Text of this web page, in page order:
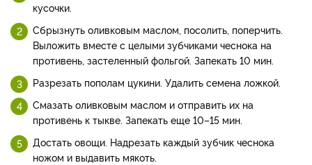
кусочки.
Сбрызнуть оливковым маслом, посолить, поперчить.
Выложить вместе с целыми зубчиками чеснока на
противень, застеленный фольгой. Запекать 10 мин.
Разрезать пополам цукини. Удалить семена ложкой.
Смазать оливковым маслом и отправить их на
противень к тыкве. Запекать еще 10–15 мин.
Достать овощи. Надрезать каждый зубчик чеснока
ножом и выдавить мякоть.